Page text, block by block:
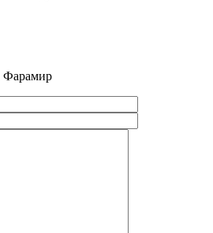
Фарамир